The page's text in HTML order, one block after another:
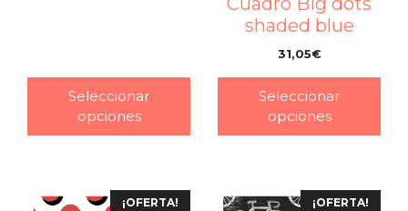
Seleccionar
opciones
shaded blue
31,05€
Seleccionar
opciones
¡OFERTA! ¡OFERTA!